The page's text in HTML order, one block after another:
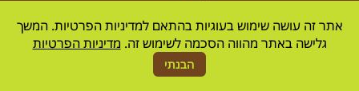
resolve| developed by
© Agrica 2026
אתר זה עושה שימוש בעוגיות בהתאם למדיניות הפרטיות. המשך
גלישה באתר מהווה הסכמה לשימוש זה. מדיניות הפרטיות
הבנתי